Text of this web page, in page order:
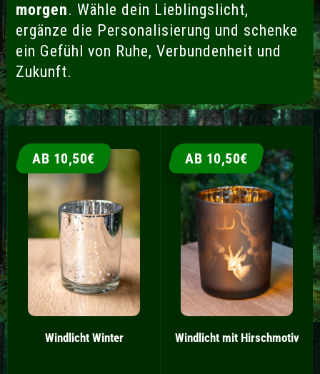
morgen. Wähle dein Lieblingslicht,
ergänze die Personalisierung und schenke
ein Gefühl von Ruhe, Verbundenheit und
Zukunft.
AB 10,50€
Windlicht Winter
AB 10,50€
Windlicht mit Hirschmotiv